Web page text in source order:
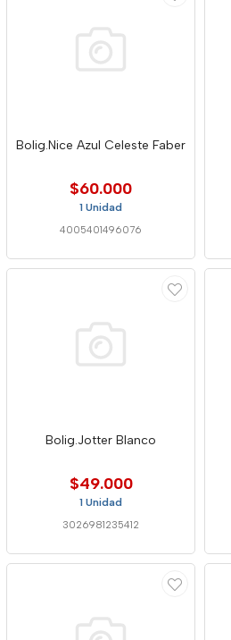
Bolig.Nice Azul Celeste Faber
$60.000
1 Unidad
4005401496076
Bolig.Jotter Blanco
$49.000
1 Unidad
3026981235412